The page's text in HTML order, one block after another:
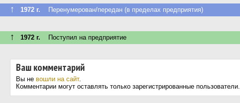
↑ 1972 г. Перенумерован/передан (в пределах предприятия)
↑ 1972 г. Поступил на предприятие
Ваш комментарий
Вы не вошли на сайт.
Комментарии могут оставлять только зарегистрированные пользователи.